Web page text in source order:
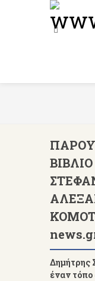
Δημήτρης
έναν τόπο